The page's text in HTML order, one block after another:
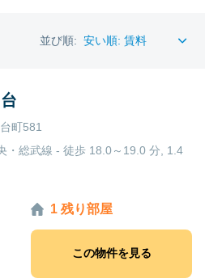
並び順:
町581
・総武線 - 徒歩 18.0～19.0 分, 1.4
1 残り部屋
この物件を見る